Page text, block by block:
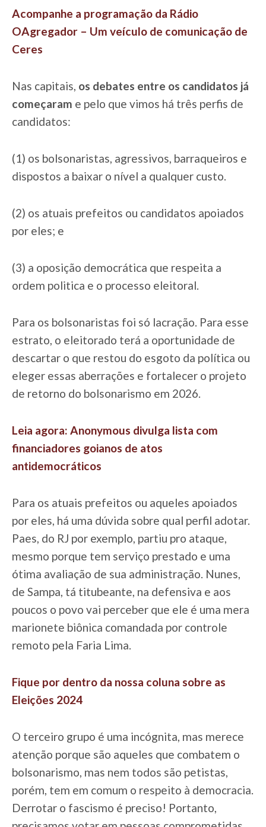
Acompanhe a programação da Rádio
OAgregador – Um veículo de comunicação de
Ceres
Nas capitais, os debates entre os candidatos já
começaram e pelo que vimos há três perfis de
candidatos:
(1) os bolsonaristas, agressivos, barraqueiros e
dispostos a baixar o nível a qualquer custo.
(2) os atuais prefeitos ou candidatos apoiados
por eles; e
(3) a oposição democrática que respeita a
ordem politica e o processo eleitoral.
Para os bolsonaristas foi só lacração. Para esse
estrato, o eleitorado terá a oportunidade de
descartar o que restou do esgoto da política ou
eleger essas aberrações e fortalecer o projeto
de retorno do bolsonarismo em 2026.
Leia agora: Anonymous divulga lista com
financiadores goianos de atos
antidemocráticos
Para os atuais prefeitos ou aqueles apoiados
por eles, há uma dúvida sobre qual perfil adotar.
Paes, do RJ por exemplo, partiu pro ataque,
mesmo porque tem serviço prestado e uma
ótima avaliação de sua administração. Nunes,
de Sampa, tá titubeante, na defensiva e aos
poucos o povo vai perceber que ele é uma mera
marionete biônica comandada por controle
remoto pela Faria Lima.
Fique por dentro da nossa coluna sobre as
Eleições 2024
O terceiro grupo é uma incógnita, mas merece
atenção porque são aqueles que combatem o
bolsonarismo, mas nem todos são petistas,
porém, tem em comum o respeito à democracia.
Derrotar o fascismo é preciso! Portanto,